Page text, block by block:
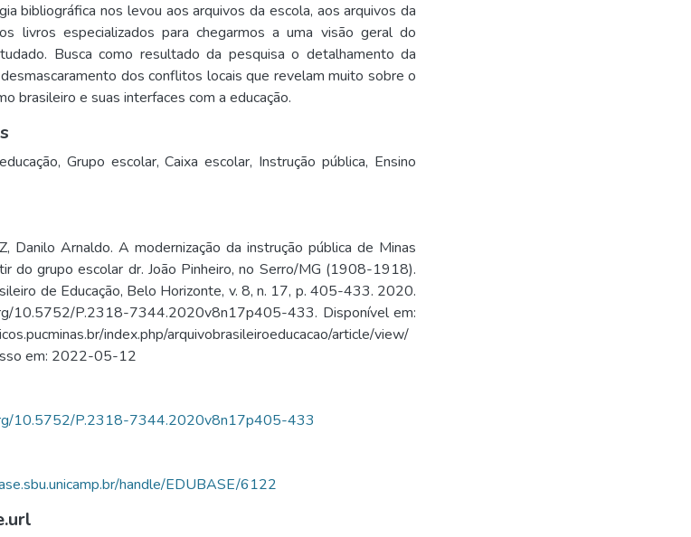
bibliográfica nos levou aos arquivos da escola, aos arquivos da
livros especializados para chegarmos a uma visão geral do
Busca como resultado da pesquisa o detalhamento da
dos conflitos locais que revelam muito sobre o
brasileiro e suas interfaces com a educação.
, Grupo escolar,Caixa escolar, Instrução pública, Ensino
Danilo Arnaldo. A modernização da instrução pública de Minas
do grupo escolar dr. João Pinheiro, no Serro/MG (1908-1918).
de Educação, Belo Horizonte, v. 8, n. 17, p. 405-433. 2020.
10.5752/P.2318-7344.2020v8n17p405-433. Disponível em:
index.php/arquivobrasileiroeducacao/article/view/
em: 2022-05-12
10.5752/P.2318-7344.2020v8n17p405-433
handle/EDUBASE/6122